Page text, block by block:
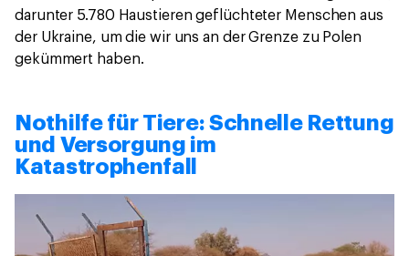
darunter 5.780 Haustieren geflüchteter Menschen aus
der Ukraine, um die wir uns an der Grenze zu Polen
gekümmert haben.
Nothilfe für Tiere: Schnelle Rettung
und Versorgung im
Katastrophenfall